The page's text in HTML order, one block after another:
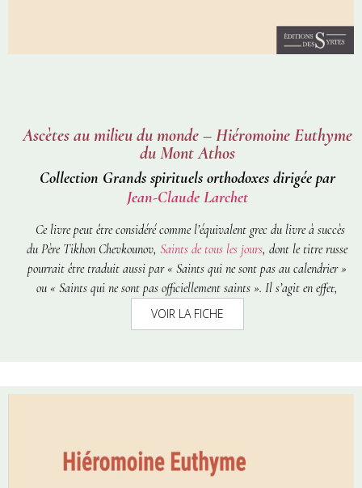
Ascètes au milieu du monde – Hiéromoine Euthyme
du Mont Athos
Collection Grands spirituels orthodoxes dirigée par
Jean-Claude Larchet
du Père Tikhon Chevkounov, Saints de tous les jours, dont le titre russe
pourrait être traduit aussi par « Saints qui ne sont pas au calendrier »
ou « Saints qui ne sont pas officiellement saints ». Il s’agit en effet,
rédigées ou rassemblées par le Hiéromoine Euthyme (l’un des spirituels
du Mont Athos les plus connus actuellement) de quarante-trois Vies de
monde grec – y compris celui de la Cappadoce chrétienne – depuis le
début du XXe siècle jusqu’à ces dernières années. La plupart d’entre eux
VOIR LA FICHE